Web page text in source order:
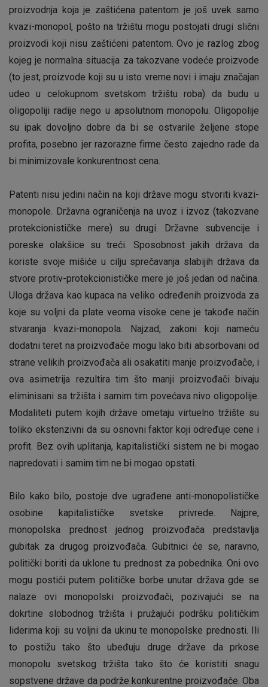
proizvodnja koja je zaštićena patentom je još uvek samo
kvazi-monopol, pošto na tržištu mogu postojati drugi slični
proizvodi koji nisu zaštićeni patentom. Ovo je razlog zbog
kojeg je normalna situacija za takozvane vodeće proizvode
(to jest, proizvode koji su u isto vreme novi i imaju značajan
udeo u celokupnom svetskom tržištu roba) da budu u
oligopoliji radije nego u apsolutnom monopolu. Oligopolije
su ipak dovoljno dobre da bi se ostvarile željene stope
profita, posebno jer razorazne firme često zajedno rade da
bi minimizovale konkurentnost cena.
Patenti nisu jedini način na koji države mogu stvoriti kvazi-
monopole. Državna ograničenja na uvoz i izvoz (takozvane
protekcionističke mere) su drugi. Državne subvencije i
poreske olakšice su treći. Sposobnost jakih država da
koriste svoje mišiće u cilju sprečavanja slabijih država da
stvore protiv-protekcionističke mere je još jedan od načina.
Uloga država kao kupaca na veliko određenih proizvoda za
koje su voljni da plate veoma visoke cene je takođe način
stvaranja kvazi-monopola. Najzad, zakoni koji nameću
dodatni teret na proizvođače mogu lako biti absorbovani od
strane velikih proizvođača ali osakatiti manje proizvođače, i
ova asimetrija rezultira tim što manji proizvođači bivaju
eliminisani sa tržišta i samim tim povećava nivo oligopolije.
Modaliteti putem kojih države ometaju virtuelno tržište su
toliko ekstenzivni da su osnovni faktor koji određuje cene i
profit. Bez ovih uplitanja, kapitalistički sistem ne bi mogao
napredovati i samim tim ne bi mogao opstati.
Bilo kako bilo, postoje dve ugrađene anti-monopolističke
osobine kapitalističke svetske privrede. Najpre,
monopolska prednost jednog proizvođača predstavlja
gubitak za drugog proizvođača. Gubitnici će se, naravno,
politički boriti da uklone tu prednost za pobednika. Oni ovo
mogu postići putem političke borbe unutar država gde se
nalaze ovi monopolski proizvođači, pozivajući se na
dokrtine slobodnog tržišta i pružajući podršku političkim
liderima koji su voljni da ukinu te monopolske prednosti. Ili
to postižu tako što ubeđuju druge države da prkose
monopolu svetskog tržišta tako što će koristiti snagu
sopstvene države da podrže konkurentne proizvođače. Oba